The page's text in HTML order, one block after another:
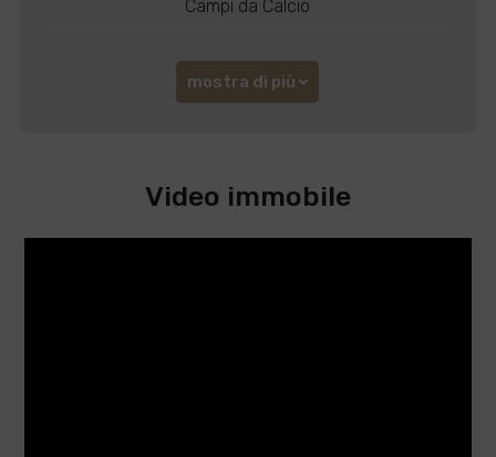
Campi da Calcio
mostra di più
Video immobile